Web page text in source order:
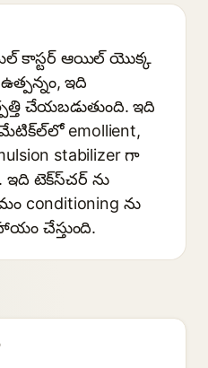
కాస్టర్ ఆయిల్ యొక్క
ఇది
చేయబడుతుంది. ఇది
emollient,
stabilizer గా
టెక్‌స్‌చర్ ను
conditioning ను
చేస్తుంది.